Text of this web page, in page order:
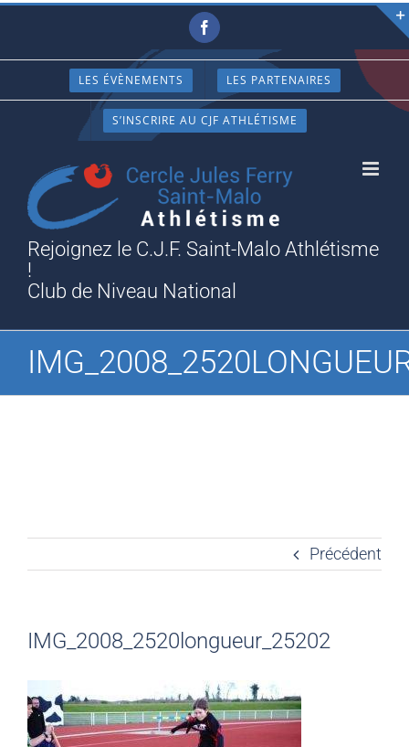
Passer
contenu
Facebook
LES ÉVÈNEMENTS LES PARTENAIRES
S’INSCRIRE AU CJF ATHLÉTISME
Rejoignez le C.J.F. Saint-Malo Athlétisme
!
Club de Niveau National
Précédent
IMG_2008_2520longueur_25202